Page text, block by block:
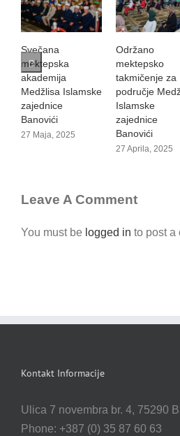
Svečana
mektepska
akademija
Medžlisa Islamske
zajednice
Banovići
27 Maja, 2025
Održano
mektepsko
takmičenje za
područje
Islamske
zajednice
Banovići
27 Aprila, 2025
Leave A Comment
You must be logged in to post a
Kontakt Informacije
Ulica 7 novembra br. 4, 75290
Phone: +387 (0) 35 87 60 63